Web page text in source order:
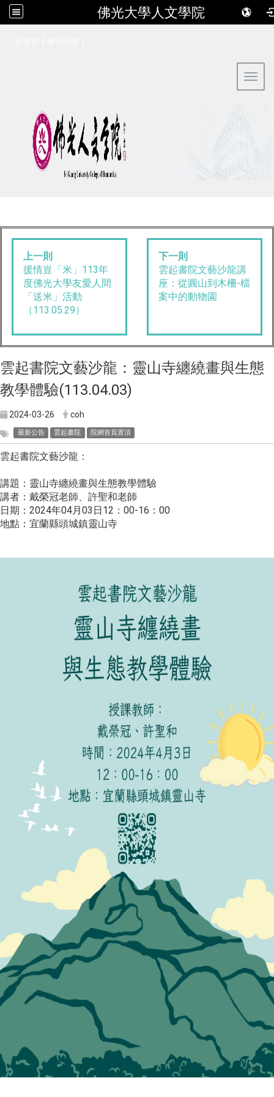
佛光大學人文學院
上一則
援情豈「米」113年
度佛光大學友愛人間
「送米」活動
（113.05.29）
下一則
雲起書院文藝沙龍講
座：從圓山到木柵-檔
案中的動物園
雲起書院文藝沙龍：靈山寺纏繞畫與生態
教學體驗(113.04.03)
2024-03-26 coh
最新公告 雲起書院 院網首頁置頂
雲起書院文藝沙龍：
講題：靈山寺纏繞畫與生態教學體驗
講者：戴榮冠老師、許聖和老師
日期：2024年04月03日12：00-16：00
地點：宜蘭縣頭城鎮靈山寺